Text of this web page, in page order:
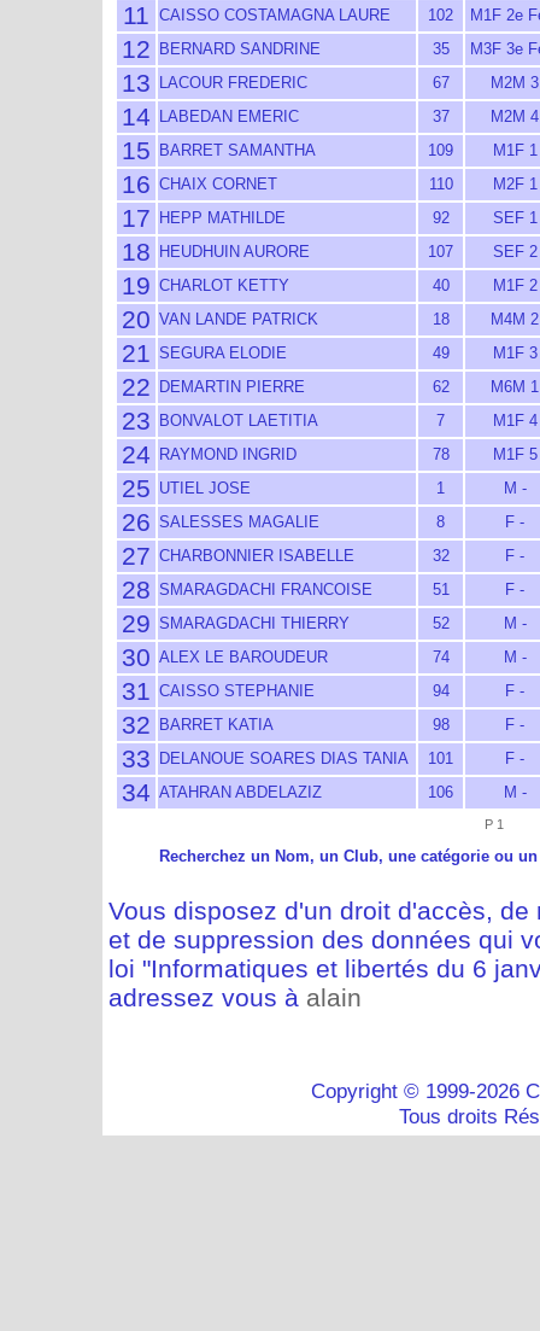
11 CAISSO COSTAMAGNA LAURE 102 M1F 2e
12 BERNARD SANDRINE 35 M3F 3e
13 LACOUR FREDERIC 67 M2M 3
14 LABEDAN EMERIC 37 M2M 4
15 BARRET SAMANTHA 109 M1F 1
16 CHAIX CORNET 110 M2F 1
17 HEPP MATHILDE 92 SEF 1
18 HEUDHUIN AURORE 107 SEF 2
19 CHARLOT KETTY 40 M1F 2
20 VAN LANDE PATRICK 18 M4M 2
21 SEGURA ELODIE 49 M1F 3
22 DEMARTIN PIERRE 62 M6M 1
23 BONVALOT LAETITIA 7 M1F 4
24 RAYMOND INGRID 78 M1F 5
25 UTIEL JOSE 1 M -
26 SALESSES MAGALIE 8 F -
27 CHARBONNIER ISABELLE 32 F -
28 SMARAGDACHI FRANCOISE 51 F -
29 SMARAGDACHI THIERRY 52 M -
30 ALEX LE BAROUDEUR 74 M -
31 CAISSO STEPHANIE 94 F -
32 BARRET KATIA 98 F -
33 DELANOUE SOARES DIAS TANIA 101 F -
34 ATAHRAN ABDELAZIZ 106 M -
P 1
Recherchez un Nom, un Club, une catégorie ou
Vous disposez d'un droit d'accès,
et de suppression des données qui
loi "Informatiques et libertés du 6
adressez vous à alain
Copyright © 1999-2026
Tous droits